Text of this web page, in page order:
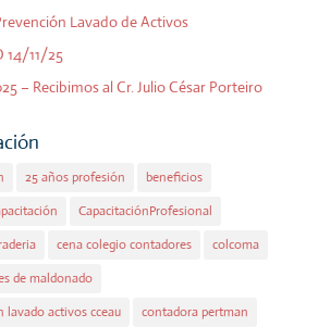
Lavado de Activos
14/11/25
– Recibimos al Cr. Julio César Porteiro
25 años profesión
beneficios
CapacitaciónProfesional
cena colegio contadores
colcoma
de maldonado
activos cceau
contadora pertman